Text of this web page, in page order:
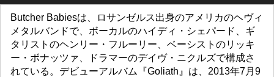
Butcher Babiesは、ロサンゼルス出身のアメリカのヘヴィ
メタルバンドで、ボーカルのハイディ・シェパード、ギ
タリストのヘンリー・フルーリー、ベーシストのリッキ
ー・ボナッツァ、ドラマーのデイヴ・ニクルズで構成さ
れている。デビューアルバム『Goliath』は、2013年7月9